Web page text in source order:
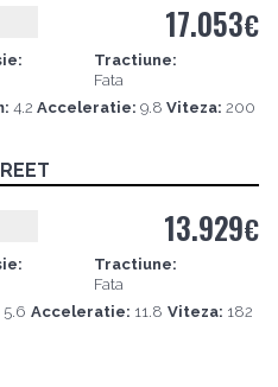
Tractiune:
Fata
4.2 Acceleratie: 9.8 Viteza: 200
17.053€
Tractiune:
Fata
5.6 Acceleratie: 11.8 Viteza: 182
13.929€